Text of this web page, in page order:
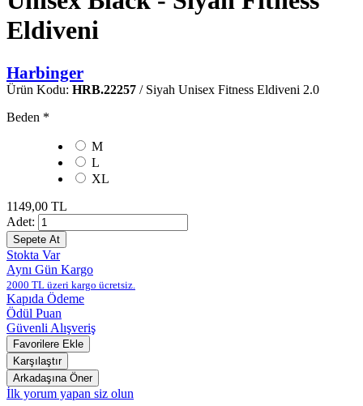
Eldiveni
Harbinger
Ürün Kodu: HRB.22257 / Siyah Unisex Fitness Eldiveni 2.0
Beden *
M
L
XL
1149,00 TL
Adet:
Stokta Var
Aynı Gün Kargo
2000 TL üzeri kargo ücretsiz.
Kapıda Ödeme
Ödül Puan
Güvenli Alışveriş
İlk yorum yapan siz olun